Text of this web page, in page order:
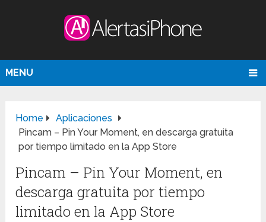
MENU
Home
Aplicaciones
Pincam – Pin Your Moment, en descarga gratuita
por tiempo limitado en la App Store
Pincam – Pin Your Moment, en
descarga gratuita por tiempo
limitado en la App Store